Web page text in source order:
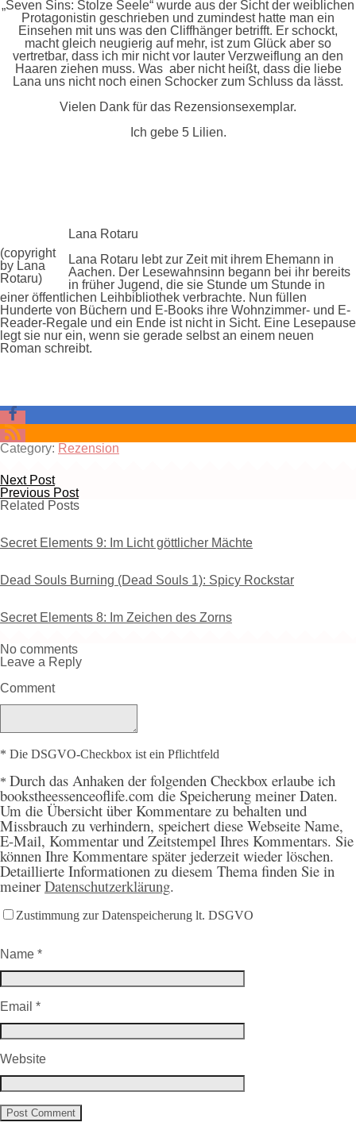
„Seven Sins: Stolze Seele“ wurde aus der Sicht der weiblichen
Protagonistin geschrieben und zumindest hatte man ein
Einsehen mit uns was den Cliffhänger betrifft. Er schockt,
macht gleich neugierig auf mehr, ist zum Glück aber so
vertretbar, dass ich mir nicht vor lauter Verzweiflung an den
Haaren ziehen muss. Was aber nicht heißt, dass die liebe
Lana uns nicht noch einen Schocker zum Schluss da lässt.
Vielen Dank für das Rezensionsexemplar.
Ich gebe 5 Lilien.
(copyright
by Lana
Rotaru)
Lana Rotaru
Lana Rotaru lebt zur Zeit mit ihrem Ehemann in
Aachen. Der Lesewahnsinn begann bei ihr bereits
in früher Jugend, die sie Stunde um Stunde in
einer öffentlichen Leihbibliothek verbrachte. Nun füllen
Hunderte von Büchern und E-Books ihre Wohnzimmer- und E-
Reader-Regale und ein Ende ist nicht in Sicht. Eine Lesepause
legt sie nur ein, wenn sie gerade selbst an einem neuen
Roman schreibt.
Category: Rezension
Next Post
Previous Post
Related Posts
Secret Elements 9: Im Licht göttlicher Mächte
Dead Souls Burning (Dead Souls 1): Spicy Rockstar
Secret Elements 8: Im Zeichen des Zorns
No comments
Leave a Reply
Comment
* Die DSGVO-Checkbox ist ein Pflichtfeld
* Durch das Anhaken der folgenden Checkbox erlaube ich
bookstheessenceoflife.com die Speicherung meiner Daten.
Um die Übersicht über Kommentare zu behalten und
Missbrauch zu verhindern, speichert diese Webseite Name,
E-Mail, Kommentar und Zeitstempel Ihres Kommentars. Sie
können Ihre Kommentare später jederzeit wieder löschen.
Detaillierte Informationen zu diesem Thema finden Sie in
meiner Datenschutzerklärung.
Zustimmung zur Datenspeicherung lt. DSGVO
Name *
Email *
Website